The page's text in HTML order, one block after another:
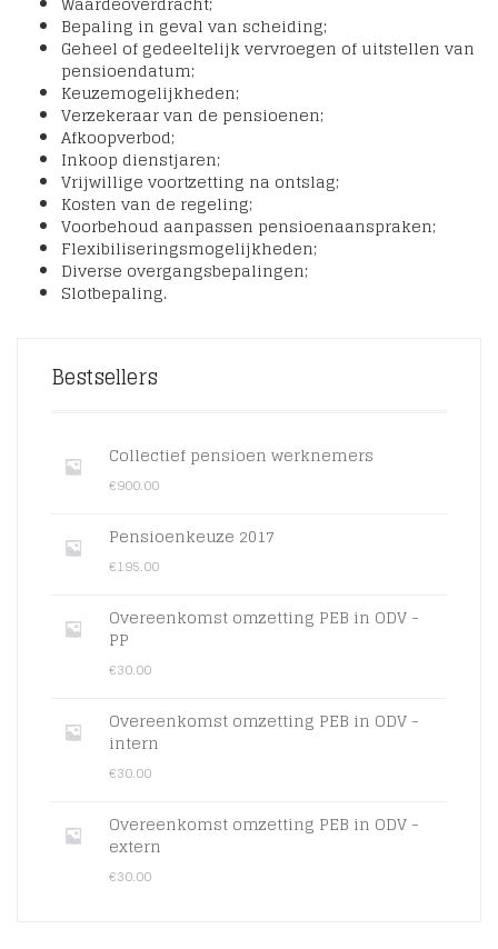
Bepaling in geval van scheiding;
Geheel of gedeeltelijk vervroegen of uitstellen van
pensioendatum;
Keuzemogelijkheden;
Verzekeraar van de pensioenen;
Afkoopverbod;
Inkoop dienstjaren;
Vrijwillige voortzetting na ontslag;
Kosten van de regeling;
Voorbehoud aanpassen pensioenaanspraken;
Flexibiliseringsmogelijkheden;
Diverse overgangsbepalingen;
Slotbepaling.
Bestsellers
Collectief pensioen werknemers
€900.00
Pensioenkeuze 2017
€195.00
Overeenkomst omzetting PEB in ODV -
PP
€30.00
Overeenkomst omzetting PEB in ODV -
intern
€30.00
Overeenkomst omzetting PEB in ODV -
extern
€30.00